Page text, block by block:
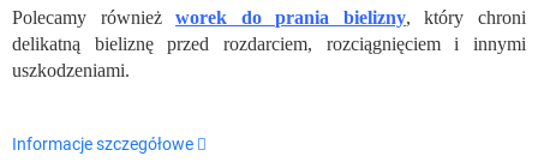
Polecamy równieżworek do prania bielizny, który chroni
delikatną bieliznę przed rozdarciem, rozciągnięciem i innymi
uszkodzeniami.
Informacje szczegółowe